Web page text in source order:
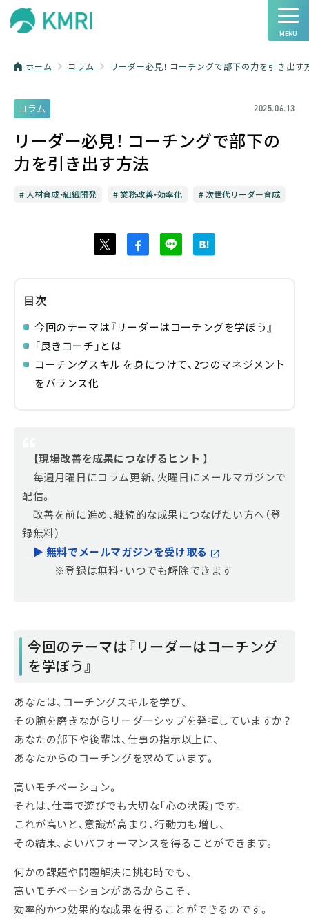
ホーム コラム リーダー必見！ コーチングで部下の力を引き出す
コラム 2025.06.13
リーダー必見！ コーチングで部下の
力を引き出す方法
人材育成・組織開発 業務改善・効率化 次世代リーダー育成
目次
今回のテーマは『リーダーはコーチングを学ぼう』
「良きコーチ」とは
コーチングスキル を身につけて、2つのマネジメント
をバランス化
【現場改善を成果につなげるヒント 】
毎週月曜日にコラム更新、火曜日にメールマガジンで
配信。
改善を前に進め、継続的な成果につなげたい方へ（登
録無料）
▶ 無料でメールマガジンを受け取る
※登録は無料・いつでも解除できます
今回のテーマは『リーダーはコーチング
を学ぼう』
あなたは、コーチングスキルを学び、
その腕を磨きながらリーダーシップを発揮していますか？
あなたの部下や後輩は、仕事の指示以上に、
あなたからのコーチングを求めています。
高いモチベーション。
それは、仕事で遊びでも大切な「心の状態」です。
これが高いと、意識が高まり、行動力も増し、
その結果、よいパフォーマンスを得ることができます。
何かの課題や問題解決に挑む時でも、
高いモチベーションがあるからこそ、
効率的かつ効果的な成果を得ることができるのです。